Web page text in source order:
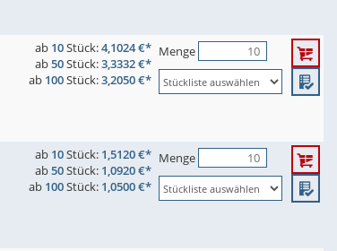
ab 10Stück:4,1024 €*
ab50Stück:3,3332 €*
ab 100Stück:3,2050 €*
Menge
ab 10Stück: 1,5120 €*
ab50Stück: 1,0920 €*
ab 100Stück: 1,0500 €*
Menge